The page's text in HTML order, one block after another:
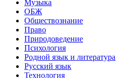
Музыка
ОБЖ
Обществознание
Право
Природоведение
Психология
Родной язык и литература
Русский язык
Технология